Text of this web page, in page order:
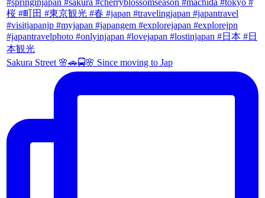
Sakura Street 🌸🚗🚍🌸 Since moving to Jap